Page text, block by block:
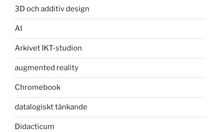
3D och additiv design
AI
Arkivet IKT-studion
augmented reality
Chromebook
datalogiskt tänkande
Didacticum